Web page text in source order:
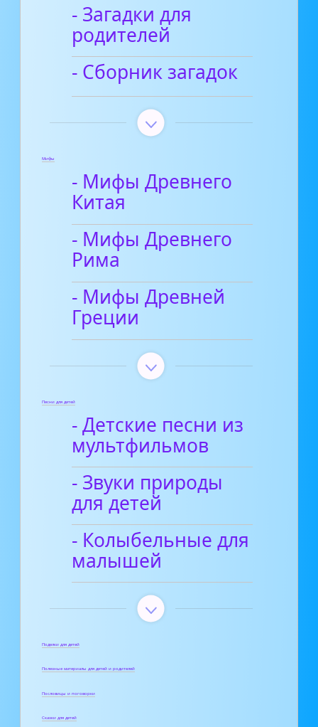
- Загадки для
родителей
- Сборник загадок
Мифы
- Мифы Древнего
Китая
- Мифы Древнего
Рима
- Мифы Древней
Греции
Песни для детей
- Детские песни из
мультфильмов
- Звуки природы
для детей
- Колыбельные для
малышей
Поделки для детей
Полезные материалы для детей и родителей
Пословицы и поговорки
Сказки для детей